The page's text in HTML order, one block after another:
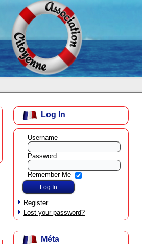
Log In
Username
Password
Remember Me
Register
Lost your password?
Méta